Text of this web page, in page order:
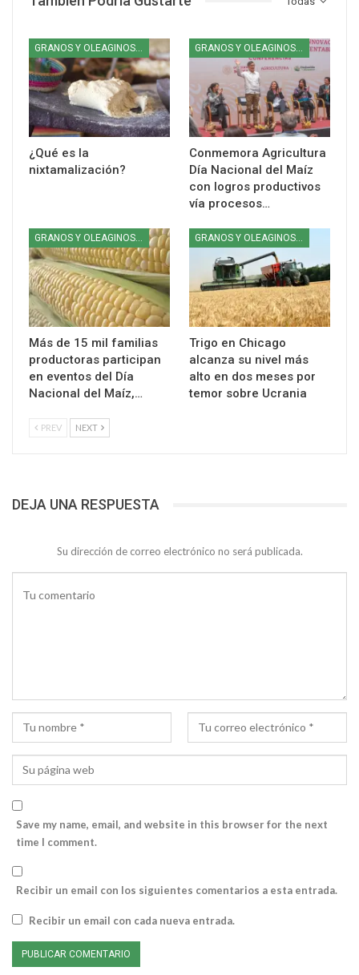
¿Qué es la
nixtamalización?
Conmemora Agricultura
Día Nacional del Maíz
con logros productivos
vía procesos…
GRANOS Y OLEAGINOSAS
Más de 15 mil familias
productoras participan
en eventos del Día
Nacional del Maíz,…
GRANOS Y OLEAGINOSAS
Trigo en Chicago
alcanza su nivel más
alto en dos meses por
temor sobre Ucrania
PREV NEXT
DEJA UNA RESPUESTA
Su dirección de correo electrónico no será publicada.
Save my name, email, and website in this browser for the next
time I comment.
Recibir un email con los siguientes comentarios a esta entrada.
Recibir un email con cada nueva entrada.